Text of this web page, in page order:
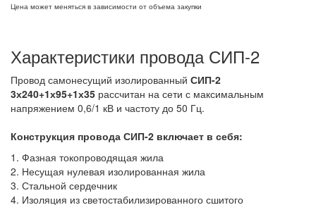
Цена может меняться в зависимости от объема закупки
Характеристики провода СИП-2
Провод самонесущий изолированный СИП-2
3х240+1х95+1х35 рассчитан на сети с максимальным
напряжением 0,6/1 кВ и частоту до 50 Гц.
Конструкция провода СИП-2 включает в себя:
1. Фазная токопроводящая жила
2. Несущая нулевая изолированная жила
3. Стальной сердечник
4. Изоляция из светостабилизированного сшитого